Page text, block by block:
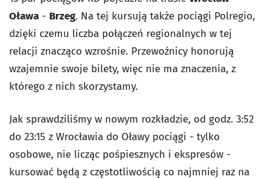
Oława - Brzeg. Na tej kursują także pociągi Polregio,
dzięki czemu liczba połączeń regionalnych w tej
relacji znacząco wzrośnie. Przewoźnicy honorują
wzajemnie swoje bilety, więc nie ma znaczenia, z
którego z nich skorzystamy.
Jak sprawdziliśmy w nowym rozkładzie, od godz. 3:52
do 23:15 z Wrocławia do Oławy pociągi - tylko
osobowe, nie licząc pośpiesznych i ekspresów -
kursować będą z częstotliwością co najmniej raz na